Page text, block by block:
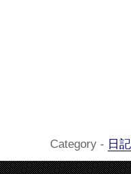
Category - 日記